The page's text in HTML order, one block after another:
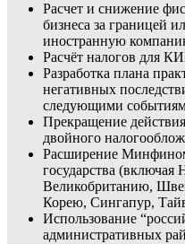
Расчет и снижение
бизнеса за границей
иностранную
Расчёт налогов для
Разработка плана
негативных
следующими
Прекращение
двойного
Расширение
государства
Великобританию,
Корею, Сингапур,
Использование
административных